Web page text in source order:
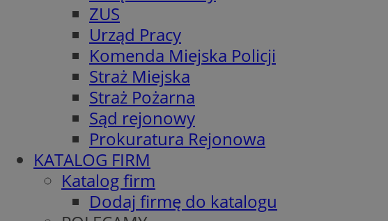
ZUS
Urząd Pracy
Komenda Miejska Policji
Straż Miejska
Straż Pożarna
Sąd rejonowy
Prokuratura Rejonowa
KATALOG FIRM
Katalog firm
Dodaj firmę do katalogu